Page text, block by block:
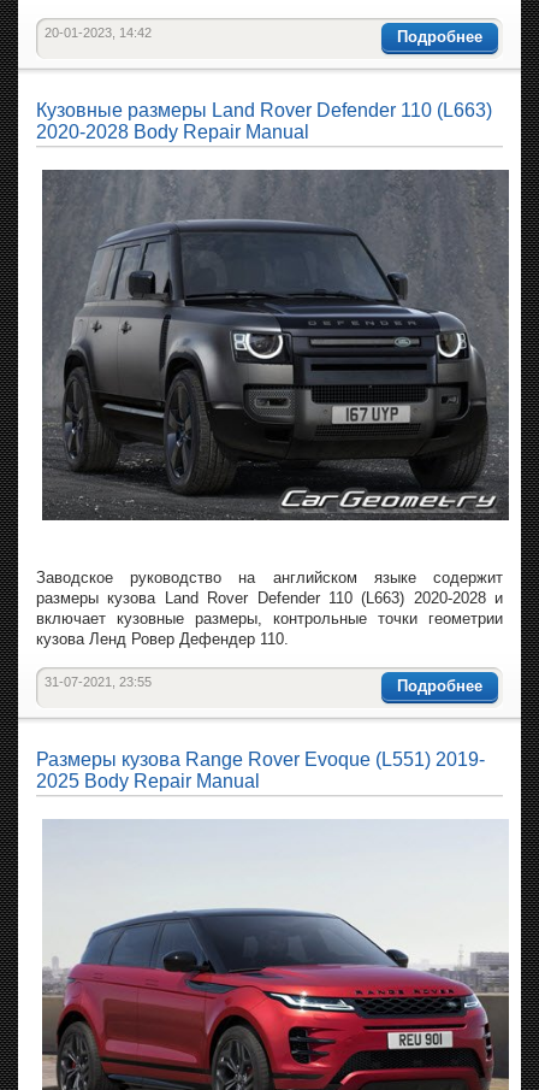
Подробнее
20-01-2023, 14:42
Кузовные размеры Land Rover Defender 110 (L663)
2020-2028 Body Repair Manual
Заводское руководство на английском языке содержит
размеры кузова Land Rover Defender 110 (L663) 2020-2028 и
включает кузовные размеры, контрольные точки геометрии
кузова Ленд Ровер Дефендер 110.
Подробнее
31-07-2021, 23:55
Размеры кузова Range Rover Evoque (L551) 2019-
2025 Body Repair Manual